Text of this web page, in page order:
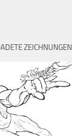
ZEICHNUNGEN